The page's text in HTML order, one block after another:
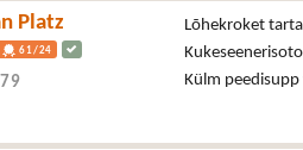
Platz
61/24
Lõhekroket
Külm